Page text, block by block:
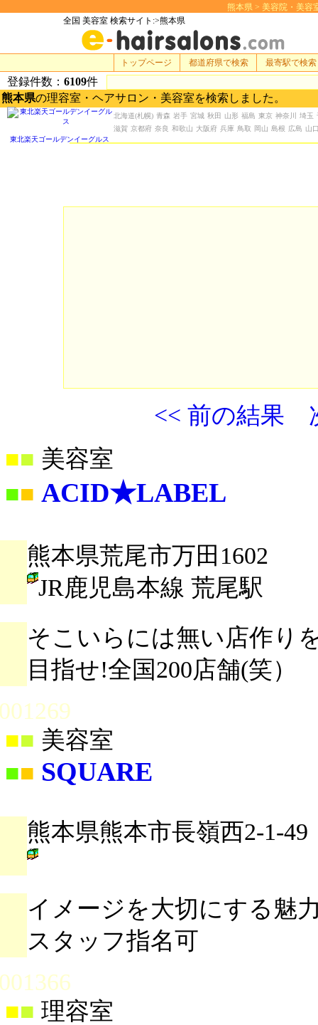
熊本県 > 美容院・美容
全国 美容室 検索サイト:>熊本県
登録件数： 6109件
熊本県の理容室・ヘアサロン・美容室を検索しました。
<< 前の結果
■ 美容室
■■ ACID★LABEL
熊本県荒尾市万田1602
JR鹿児島本線 荒尾駅
そこいらには無い店作り
目指せ!全国200店舗(笑）
■ 美容室
■■ SQUARE
熊本県熊本市長嶺西2-1-49
イメージを大切にする魅
スタッフ指名可
■ 理容室
北海道(札幌) 青森 岩手 宮城 秋田 山形 福島 東京 神奈川 埼玉
滋賀 京都府 奈良 和歌山 大阪府 兵庫 鳥取 岡山 島根 広島 山
トップページ 都道府県で検索 最寄駅で検索
東北楽天ゴールデンイーグルス